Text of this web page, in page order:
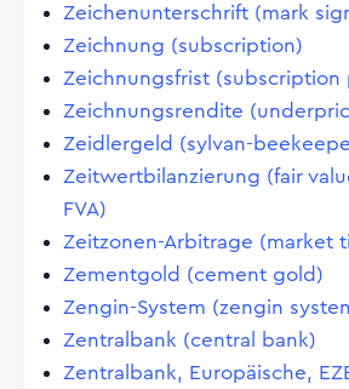
Zeichenunterschrift (mark
Zeichnung (subscription)
Zeichnungsfrist (subscription
Zeichnungsrendite
Zeidlergeld (sylvan-
Zeitwertbilanzierung (fair
FVA)
Zeitzonen-Arbitrage (market
Zementgold (cement gold)
Zengin-System (zengin
Zentralbank (central bank)
Zentralbank, Europäische,